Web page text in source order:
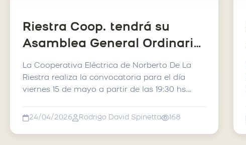
Riestra Coop. tendrá su
Asamblea General Ordinaria
N 66
La Cooperativa Eléctrica de Norberto De La
Riestra realiza la convocatoria para el día
viernes 15 de mayo a partir de las 19:30 hs.
24/04/2026 Rodrigo David Spinetta 168